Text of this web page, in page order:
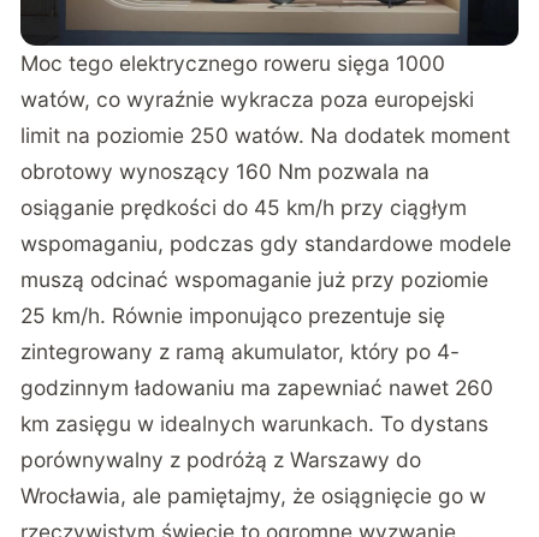
Moc tego elektrycznego roweru sięga 1000
watów, co wyraźnie wykracza poza europejski
limit na poziomie 250 watów. Na dodatek moment
obrotowy wynoszący 160 Nm pozwala na
osiąganie prędkości do 45 km/h przy ciągłym
wspomaganiu, podczas gdy standardowe modele
muszą odcinać wspomaganie już przy poziomie
25 km/h. Równie imponująco prezentuje się
zintegrowany z ramą akumulator, który po 4-
godzinnym ładowaniu ma zapewniać nawet 260
km zasięgu w idealnych warunkach. To dystans
porównywalny z podróżą z Warszawy do
Wrocławia, ale pamiętajmy, że osiągnięcie go w